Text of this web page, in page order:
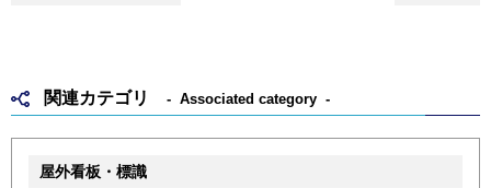
関連カテゴリ Associated category
屋外看板・標識